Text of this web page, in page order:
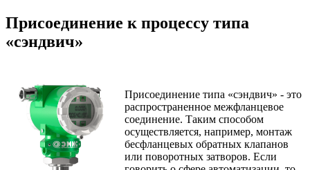
Присоединение к процессу типа
«сэндвич»
Присоединение типа «сэндвич» - это
распространенное межфланцевое
соединение. Таким способом
осуществляется, например, монтаж
бесфланцевых обратных клапанов
или поворотных затворов. Если